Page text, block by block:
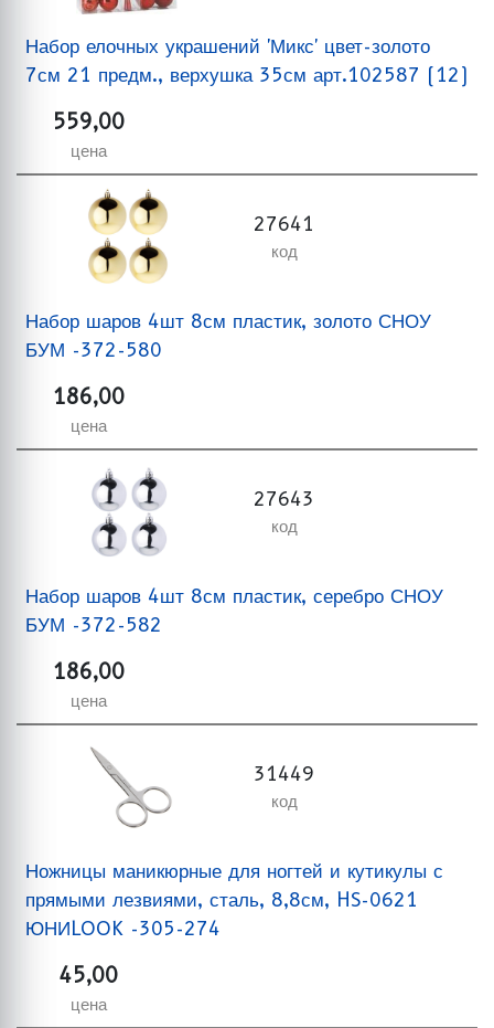
Набор елочных украшений 'Микс' цвет-золото
7см 21 предм., верхушка 35см арт.102587 (12)
559,00
цена
27641
код
Набор шаров 4шт 8см пластик, золото СНОУ
БУМ -372-580
186,00
цена
27643
код
Набор шаров 4шт 8см пластик, серебро СНОУ
БУМ -372-582
186,00
цена
31449
код
Ножницы маникюрные для ногтей и кутикулы с
прямыми лезвиями, сталь, 8,8см, HS-0621
ЮНИLOOK -305-274
45,00
цена